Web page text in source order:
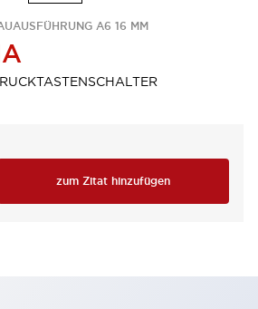
A6 16 MM
zum Zitat hinzufügen